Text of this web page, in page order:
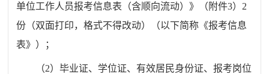
单位工作人员报考信息表（含顺向流动）》（附件3）2
份（双面打印，格式不得改动）（以下简称《报考信息
表》）；
（2）毕业证、学位证、有效居民身份证、报考岗位